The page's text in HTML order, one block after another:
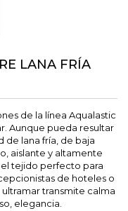
LANA FRÍA
de la línea Aqualastic
Aunque pueda resultar
de lana fría, de baja
aislante y altamente
el tejido perfecto para
de hoteles o
transmite calma
elegancia.